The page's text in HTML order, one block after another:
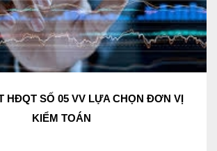
HĐQT SỐ 05 VV LỰA CHỌN ĐƠN VỊ
KIỂM TOÁN